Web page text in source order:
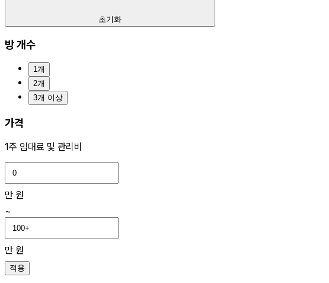
초기화
방 개수
1개
2개
3개 이상
가격
1주 임대료 및 관리비
만 원
~
만 원
적용